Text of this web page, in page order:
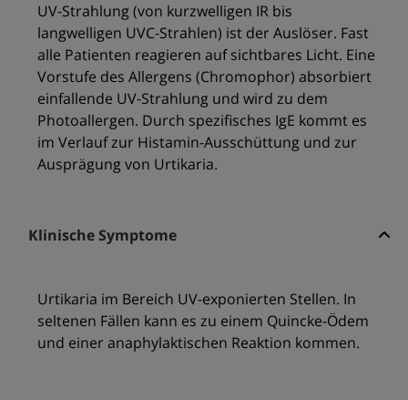
UV-Strahlung (von kurzwelligen IR bis
langwelligen UVC-Strahlen) ist der Auslöser. Fast
alle Patienten reagieren auf sichtbares Licht. Eine
Vorstufe des Allergens (Chromophor) absorbiert
einfallende UV-Strahlung und wird zu dem
Photoallergen. Durch spezifisches IgE kommt es
im Verlauf zur Histamin-Ausschüttung und zur
Ausprägung von Urtikaria.
Klinische Symptome
Urtikaria im Bereich UV-exponierten Stellen. In
seltenen Fällen kann es zu einem Quincke-Ödem
und einer anaphylaktischen Reaktion kommen.